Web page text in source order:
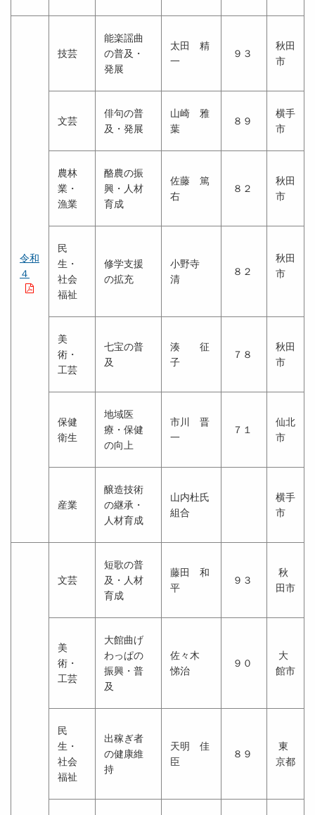
令和
４
技芸
能楽謡曲
の普及・
発展
太田 精
一
９３
秋田
市
文芸
俳句の普
及・発展
山崎 雅
葉
８９
横手
市
農林
業・
漁業
酪農の振
興・人材
育成
佐藤 篤
右
８２
秋田
市
民
生・
社会
福祉
修学支援
の拡充
小野寺
清
８２
秋田
市
美
術・
工芸
七宝の普
及
湊 征
子
７８
秋田
市
保健
衛生
地域医
療・保健
の向上
市川 晋
一
７１
仙北
市
産業
醸造技術
の継承・
人材育成
山内杜氏
組合
横手
市
文芸
短歌の普
及・人材
育成
藤田 和
平
９３
秋
田市
美
術・
工芸
大館曲げ
わっぱの
振興・普
及
佐々木
悌治
９０
大
館市
民
生・
社会
福祉
出稼ぎ者
の健康維
持
天明 佳
臣
８９
東
京都